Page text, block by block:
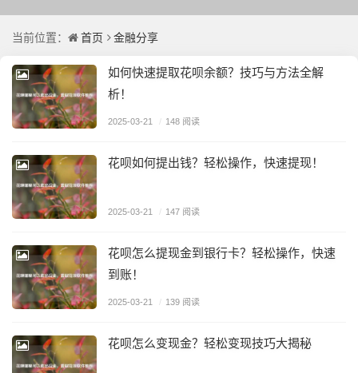
当前位置： 首页 金融分享
如何快速提取花呗余额？技巧与方法全解
析！
2025-03-21 / 148 阅读
花呗如何提出钱？轻松操作，快速提现！
2025-03-21 / 147 阅读
花呗怎么提现金到银行卡？轻松操作，快速
到账！
2025-03-21 / 139 阅读
花呗怎么变现金？轻松变现技巧大揭秘